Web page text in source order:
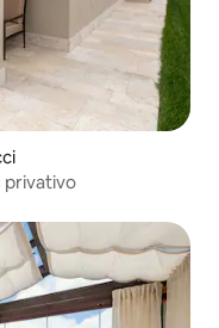
privativo